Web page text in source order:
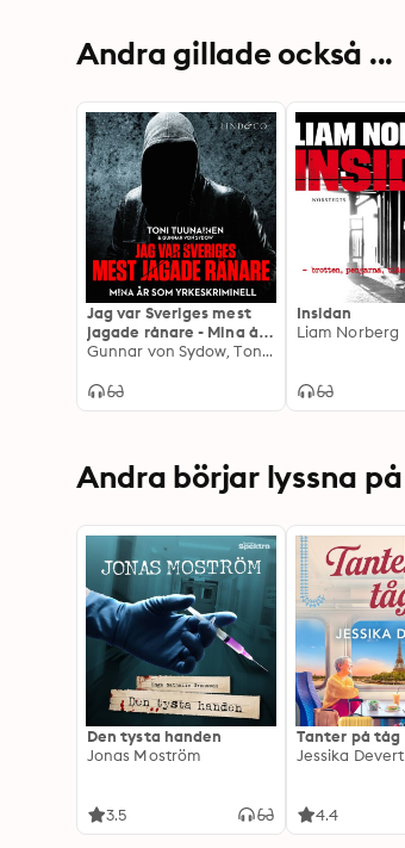
Andra gillade också ...
Jag var Sveriges mest
jagade rånare - Mina år
som yrkeskriminell
Gunnar von Sydow, Toni Tuunainen
Insidan
Liam Norberg
Andra börjar lyssna på
Den tysta handen
Jonas Moström
3.5
Tanter på tåg
Jessika Devert
4.4